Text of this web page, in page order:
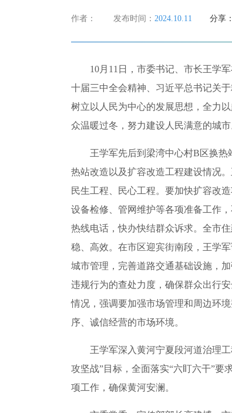
作者： 发布时间： 2024.10.11 分享：
10月11日，市委书记、市长王学军
十届三中全会精神、习近平总书记关
树立以人民为中心的发展思想，全力
众温暖过冬，努力建设人民满意的城市
王学军先后到梁湾中心村B区换热
热站改造以及扩容改造工程建设情况
民生工程、民心工程。要加快扩容改
设备检修、管网维护等各项准备工作
热线电话，快办快结群众诉求。全市
稳、高效。在市区迎宾街南段，王学
城市管理，完善道路交通基础设施，
违规行为的查处力度，确保群众出行
情况，强调要加强市场管理和周边环
序、诚信经营的市场环境。
王学军深入黄河宁夏段河道治理工
攻坚战”目标，全面落实“六盯六干”要
项工作，确保黄河安澜。